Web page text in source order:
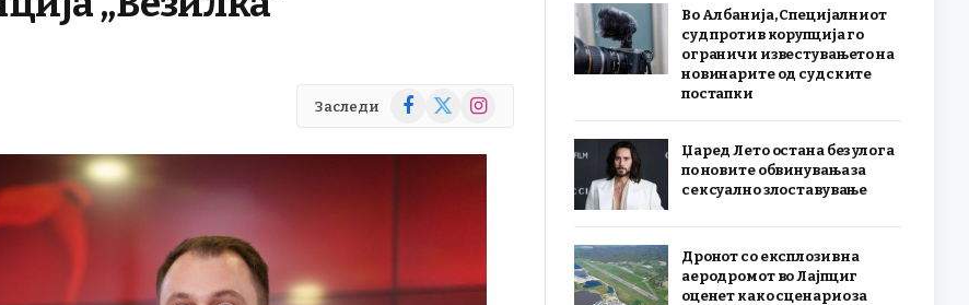
Заследи Facebook
X
Instagram
Во Албанија, Специјалниот
суд против корупција го
ограничи известувањето на
новинарите од судските
постапки
Џаред Лето остана без улога
по новите обвинувања за
сексуално злоставување
Дронот со експлозив на
аеродромот во Лајпциг
оценет како сценарио за